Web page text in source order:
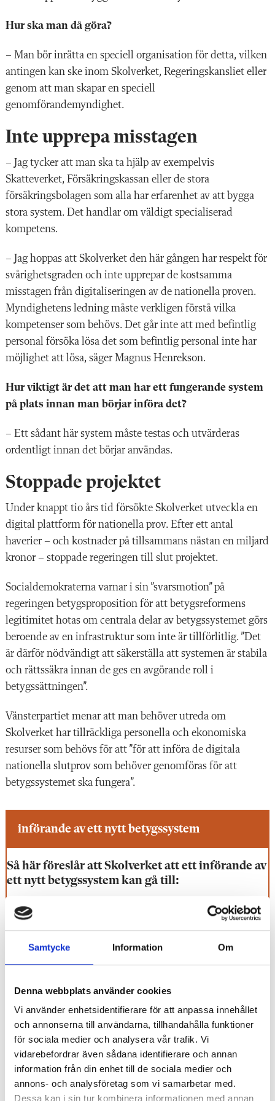
Samtycke Information Om
Denna webbplats använder cookies
Vi använder enhetsidentifierare för att anpassa innehållet
och annonserna till användarna, tillhandahålla funktioner
för sociala medier och analysera vår trafik. Vi
vidarebefordrar även sådana identifierare och annan
information från din enhet till de sociala medier och
annons- och analysföretag som vi samarbetar med.
Dessa kan i sin tur kombinera informationen med annan
Hur ska man då göra?
– Man bör inrätta en speciell organisation för detta, vilken
antingen kan ske inom Skolverket, Regeringskansliet eller
genom att man skapar en speciell
genomförandemyndighet.
Inte upprepa misstagen
– Jag tycker att man ska ta hjälp av exempelvis
Skatteverket, Försäkringskassan eller de stora
försäkringsbolagen som alla har erfarenhet av att bygga
stora system. Det handlar om väldigt specialiserad
kompetens.
– Jag hoppas att Skolverket den här gången har respekt för
svårighetsgraden och inte upprepar de kostsamma
misstagen från digitaliseringen av de nationella proven.
Myndighetens ledning måste verkligen förstå vilka
kompetenser som behövs. Det går inte att med befintlig
personal försöka lösa det som befintlig personal inte har
möjlighet att lösa, säger Magnus Henrekson.
Hur viktigt är det att man har ett fungerande system
på plats innan man börjar införa det?
– Ett sådant här system måste testas och utvärderas
ordentligt innan det börjar användas.
Stoppade projektet
Under knappt tio års tid försökte Skolverket utveckla en
digital plattform för nationella prov. Efter ett antal
haverier – och kostnader på tillsammans nästan en miljard
kronor – stoppade regeringen till slut projektet.
Socialdemokraterna varnar i sin ”svarsmotion” på
regeringen betygsproposition för att betygsreformens
legitimitet hotas om centrala delar av betygssystemet görs
beroende av en infrastruktur som inte är tillförlitlig. ”Det
är därför nödvändigt att säkerställa att systemen är stabila
och rättssäkra innan de ges en avgörande roll i
betygssättningen”.
Vänsterpartiet menar att man behöver utreda om
Skolverket har tillräckliga personella och ekonomiska
resurser som behövs för att ”för att införa de digitala
nationella slutprov som behöver genomföras för att
betygssystemet ska fungera”.
införande av ett nytt betygssystem
Så här föreslår att Skolverket att ett införande av
ett nytt betygssystem kan gå till:
Proven rättas lokalt av lärare på skolorna.
gymnasieskolan)
Slutproven genomförs huvudsakligen på papper och rättas
lokalt.
Uppsatsdelar i svenska, svenska som andraspråk och engelska
genomförs i en digital tjänst som Skolverket tillhandahåller
alternativt på annat sätt med hjälp av dator eller annan digital
Visa mer
Vlachos: Det perfekta betygssystemet finns inte på riktigt
Betygen: Föräldrarnas vanliga missuppfattning
Beskedet: Nya betygen skjuts upp ett år